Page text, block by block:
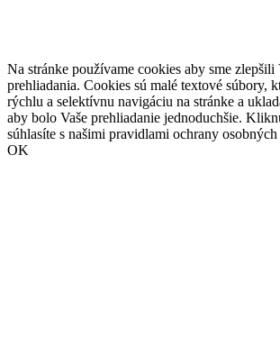
Na stránke používame cookies aby sme zlepšili
prehliadania. Cookies sú malé textové súbory,
rýchlu a selektívnu navigáciu na stránke a
aby bolo Vaše prehliadanie jednoduchšie.
súhlasíte s našimi pravidlami ochrany osobných
OK